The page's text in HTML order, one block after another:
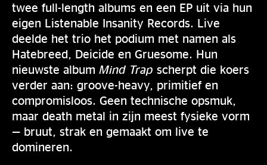
twee full-length albums en een EP uit via hun
eigen Listenable Insanity Records. Live
deelde het trio het podium met namen als
Hatebreed, Deicide en Gruesome. Hun
nieuwste album Mind Trap scherpt die koers
verder aan: groove-heavy, primitief en
compromisloos. Geen technische opsmuk,
maar death metal in zijn meest fysieke vorm
— bruut, strak en gemaakt om live te
domineren.